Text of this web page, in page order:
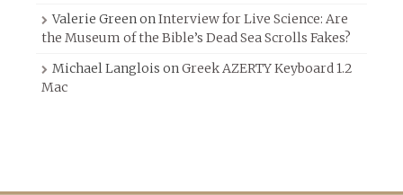
Valerie GreenonInterview for Live Science: Are
the Museum of the Bible’s Dead Sea Scrolls Fakes?
Michael Langlois onGreek AZERTY Keyboard 1.2
Mac